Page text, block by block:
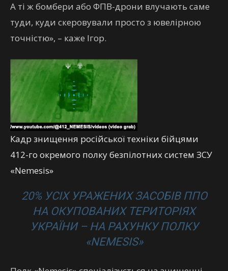
А ті ж бомбери або ФПВ-дрони влучають саме
туди, куди скеровували просто з ювелірною
точністю», – каже Ігор.
Кадр знищення російської техніки бійцями
412-го окремого полку безпілотних систем ЗСУ
«Nemesis»
20% УСІХ УРАЖЕНИХ ЗАСОБІВ ППО
НА ОКУПОВАНИХ ТЕРИТОРІЯХ
УКРАЇНИ – НА РАХУНКУ ПОЛКУ
«NEMESIS»